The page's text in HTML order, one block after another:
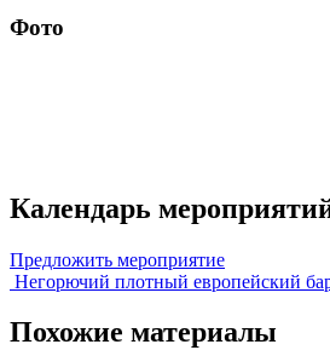
Фото
Календарь
Предложить мероприятие
Негорючий плотный европейский
Похожие материалы